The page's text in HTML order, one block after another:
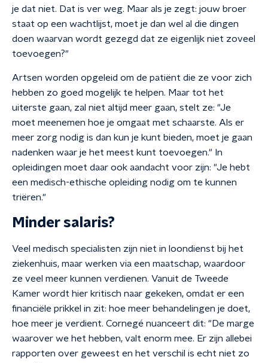
je dat niet. Dat is ver weg. Maar als je zegt: jouw broer
staat op een wachtlijst, moet je dan wel al die dingen
doen waarvan wordt gezegd dat ze eigenlijk niet zoveel
toevoegen?"
Artsen worden opgeleid om de patiënt die ze voor zich
hebben zo goed mogelijk te helpen. Maar tot het
uiterste gaan, zal niet altijd meer gaan, stelt ze: "Je
moet meenemen hoe je omgaat met schaarste. Als er
meer zorg nodig is dan kun je kunt bieden, moet je gaan
nadenken waar je het meest kunt toevoegen." In
opleidingen moet daar ook aandacht voor zijn: "Je hebt
een medisch-ethische opleiding nodig om te kunnen
triëren."
Minder salaris?
Veel medisch specialisten zijn niet in loondienst bij het
ziekenhuis, maar werken via een maatschap, waardoor
ze veel meer kunnen verdienen. Vanuit de Tweede
Kamer wordt hier kritisch naar gekeken, omdat er een
financiële prikkel in zit: hoe meer behandelingen je doet,
hoe meer je verdient. Cornegé nuanceert dit: "De marge
waarover we het hebben, valt enorm mee. Er zijn allebei
rapporten over geweest en het verschil is echt niet zo